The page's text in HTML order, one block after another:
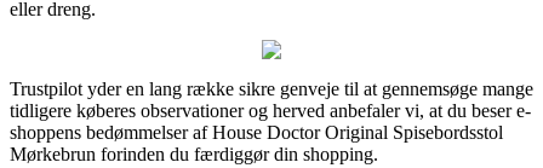
eller dreng.
Trustpilot yder en lang række sikre genveje til at gennemsøge mange
tidligere køberes observationer og herved anbefaler vi, at du beser e-
shoppens bedømmelser af House Doctor Original Spisebordsstol
Mørkebrun forinden du færdiggør din shopping.